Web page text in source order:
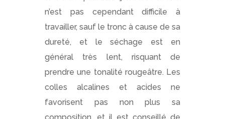
n’est pas cependant difficile à
travailler, sauf le tronc à cause de sa
dureté, et le séchage est en
général très lent, risquant de
prendre une tonalité rougeâtre. Les
colles alcalines et acides ne
favorisent pas non plus sa